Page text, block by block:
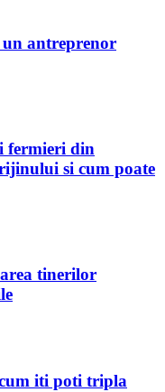
antreprenor
fermieri din
si cum poate
tinerilor
iti poti tripla